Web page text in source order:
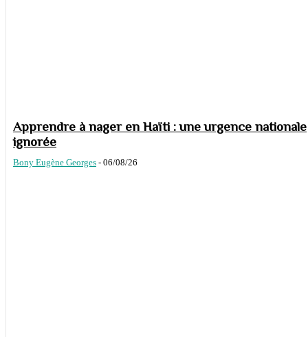
Apprendre à nager en Haïti : une urgence nationale
ignorée
Bony Eugène Georges - 06/08/26